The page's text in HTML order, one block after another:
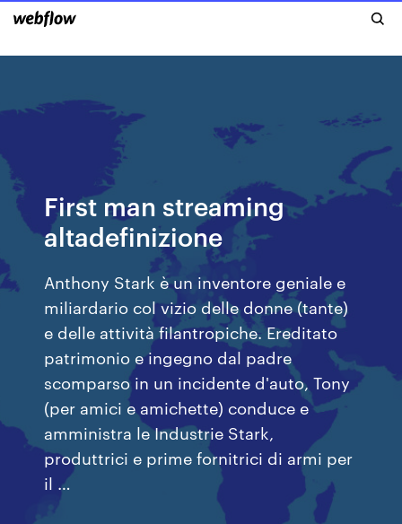
First man streaming
altadefinizione
Anthony Stark è un inventore geniale e
miliardario col vizio delle donne (tante)
e delle attività filantropiche. Ereditato
patrimonio e ingegno dal padre
scomparso in un incidente d'auto, Tony
(per amici e amichette) conduce e
amministra le Industrie Stark,
produttrici e prime fornitrici di armi per
il …